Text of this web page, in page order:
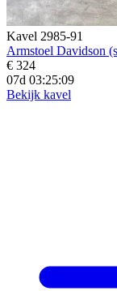
Kavel 2985-91
Armstoel Davidson
€ 324
07d 03:25:07
Bekijk kavel